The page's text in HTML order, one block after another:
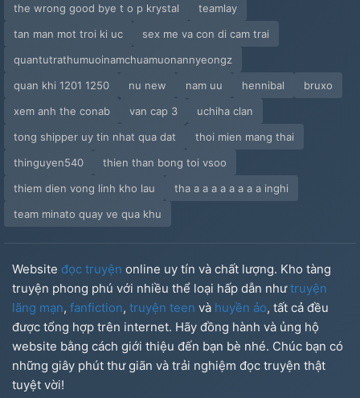
the wrong good bye t o p krystal
teamlay
tan man mot troi ki uc
sex me va con di cam trai
quantutrathumuoinamchuamuonannyeongz
quan khi 1201 1250
nu new nam uu hennibal
bruxo
xem anh the conab
van cap 3
uchiha clan
tong shipper uy tin nhat qua dat
thoi mien mang thai
thinguyen540
thien than bong toi vsoo
thiem dien vong linh kho lau
tha a a a a a a a a inghi
team minato quay ve qua khu
Website đọc truyện online uy tín và chất lượng. Kho tàng
truyện phong phú với nhiều thể loại hấp dẫn nhưtruyện
lãng mạn, fanfiction, truyện teen và huyền ảo, tất cả đều
được tổng hợp trên internet. Hãy đồng hành và ủng hộ
website bằng cách giới thiệu đến bạn bè nhé. Chúc bạn có
những giây phút thư giãn và trải nghiệm đọc truyện thật
tuyệt vời!